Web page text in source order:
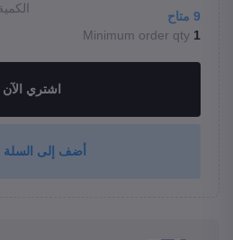
9 متاح
Minimum order qty 1
اشتري الآن
أضف إلى السلة